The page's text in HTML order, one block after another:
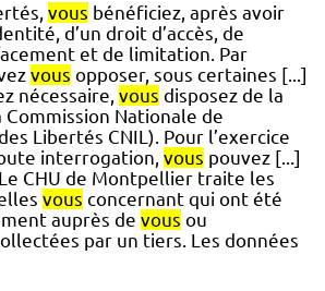
vous bénéficiez, après avoir
d’un droit d’accès, de
et de limitation. Par
vous opposer, sous certaines [...]
nécessaire, vous disposez de la
Nationale de
Libertés CNIL). Pour l’exercice
interrogation, vous pouvez [...]
CHU de Montpellier traite les
vous concernant qui ont été
auprès de vous ou
par un tiers. Les données